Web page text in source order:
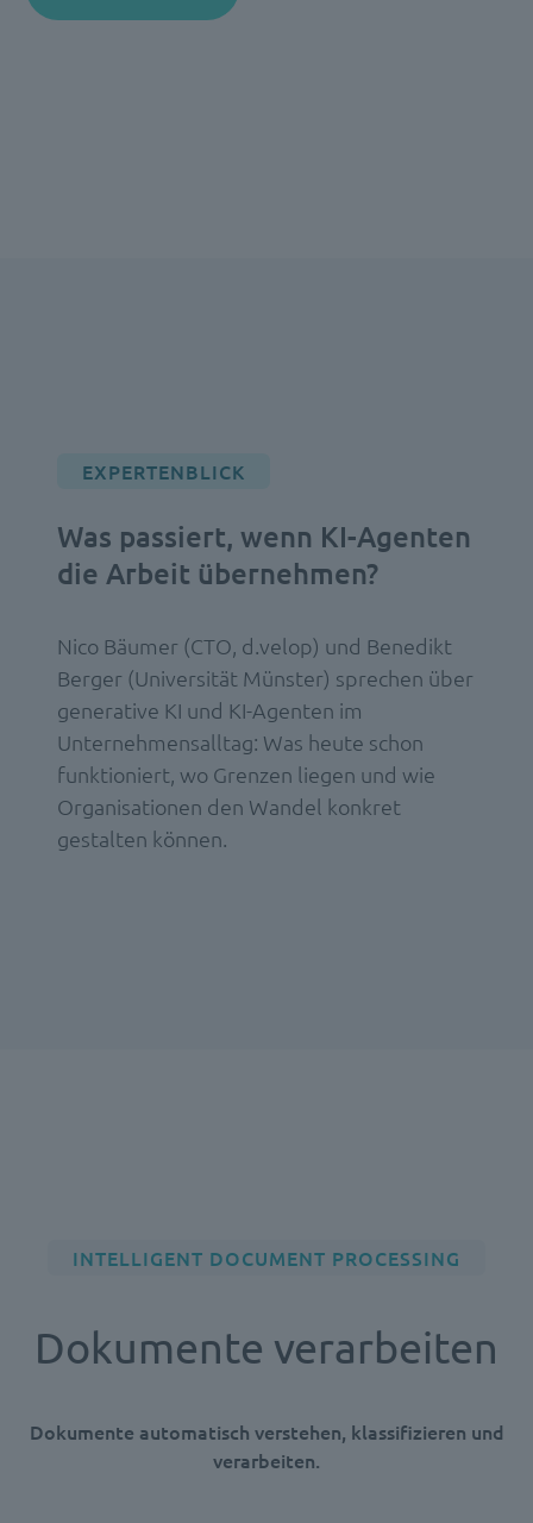
EXPERTENBLICK
Was passiert, wenn KI-Agenten
die Arbeit übernehmen?
Nico Bäumer (CTO, d.velop) und Benedikt
Berger (Universität Münster) sprechen über
generative KI und KI-Agenten im
Unternehmensalltag: Was heute schon
funktioniert, wo Grenzen liegen und wie
Organisationen den Wandel konkret
gestalten können.
INTELLIGENT DOCUMENT PROCESSING
Dokumente verarbeiten
Dokumente automatisch verstehen, klassifizieren und
verarbeiten.